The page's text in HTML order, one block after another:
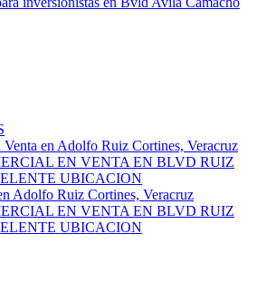
Adolfo Ruiz Cortines, Veracruz
EN VENTA EN BLVD RUIZ
UBICACION